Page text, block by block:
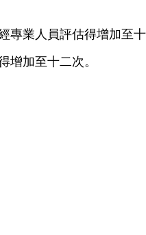
業人員評估得增加至十
加至十二次。